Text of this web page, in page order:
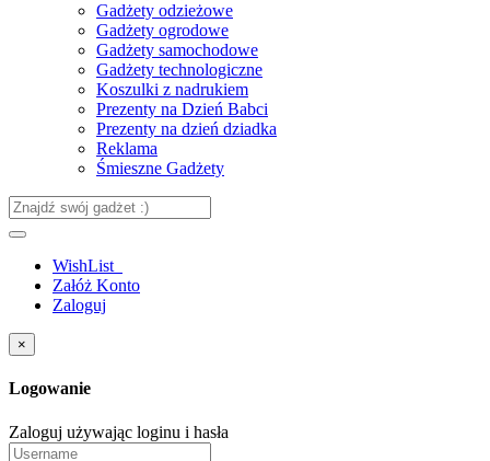
Gadżety odzieżowe
Gadżety ogrodowe
Gadżety samochodowe
Gadżety technologiczne
Koszulki z nadrukiem
Prezenty na Dzień Babci
Prezenty na dzień dziadka
Reklama
Śmieszne Gadżety
WishList
Załóż Konto
Zaloguj
×
Logowanie
Zaloguj używając loginu i hasła